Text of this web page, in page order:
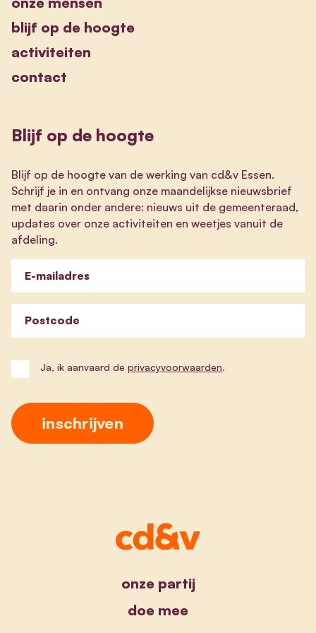
blijf op de hoogte
activiteiten
contact
Blijf op de hoogte
Blijf op de hoogte van de werking van cd&v Essen.
Schrijf je in en ontvang onze maandelijkse nieuwsbrief
met daarin onder andere: nieuws uit de gemeenteraad,
updates over onze activiteiten en weetjes vanuit de
afdeling.
E-mailadres
Postcode
Ja, ik aanvaard de privacyvoorwaarden.
onze partij
doe mee